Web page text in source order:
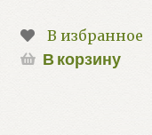
В избранное
В корзину